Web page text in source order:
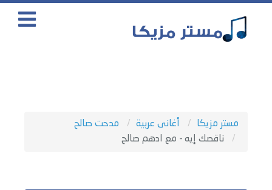
مستر مزيكا أغانى عربية
مدحت صالح
ناقصك إيه - مع ادهم صالح